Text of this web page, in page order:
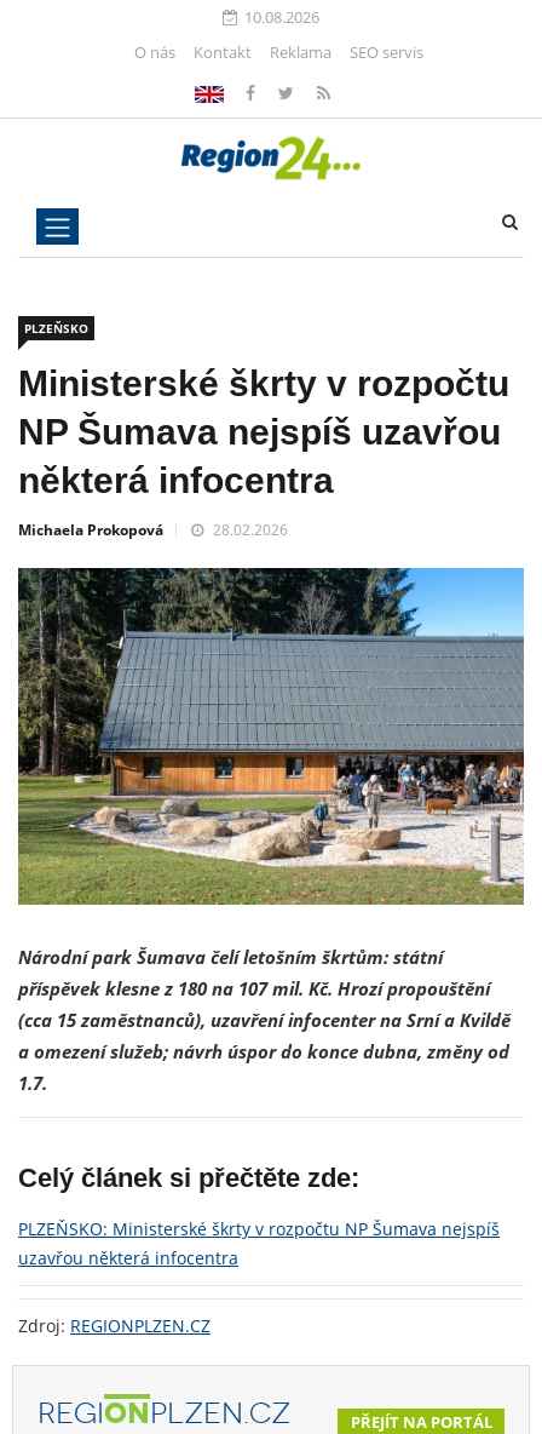
10.08.2026
O nás
Kontakt Reklama SEO servis
PLZEŇSKO
Ministerské škrty v rozpočtu
NP Šumava nejspíš uzavřou
některá infocentra
Michaela Prokopová 28.02.2026
Národní park Šumava čelí letošním škrtům: státní
příspěvek klesne z 180 na 107 mil. Kč. Hrozí propouštění
(cca 15 zaměstnanců), uzavření infocenter na Srní a Kvildě
a omezení služeb; návrh úspor do konce dubna, změny od
1.7.
Celý článek si přečtěte zde:
PLZEŇSKO: Ministerské škrty v rozpočtu NP Šumava nejspíš
uzavřou některá infocentra
Zdroj: REGIONPLZEN.CZ
REGIONPLZEN.CZ PŘEJÍT NA PORTÁL